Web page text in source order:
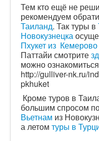
Тем кто ещё не
рекомендуем
Таиланд. Так туры в
Новокузнецка
Пхукет из Кемерово
Паттайи смотрите
можно
http://gulliver-nk.ru/
pkhuket
Кроме туров в
большим спросом
Вьетнам из
а летом туры в